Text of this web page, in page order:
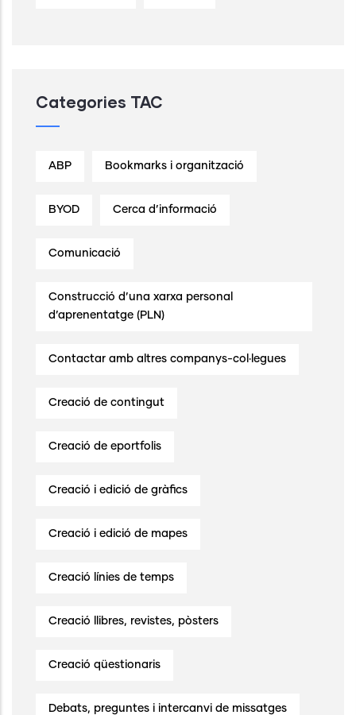
Categories TAC
ABP Bookmarks i organització
BYOD Cerca d’informació
Comunicació
Construcció d’una xarxa personal
d’aprenentatge (PLN)
Contactar amb altres companys-col·legues
Creació de contingut
Creació de eportfolis
Creació i edició de gràfics
Creació i edició de mapes
Creació línies de temps
Creació llibres, revistes, pòsters
Creació qüestionaris
Debats, preguntes i intercanvi de missatges